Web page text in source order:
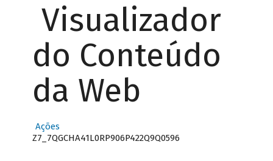
Visualizador
do Conteúdo
da Web
Ações
Z7_7QGCHA41L0RP906P422Q9Q0596